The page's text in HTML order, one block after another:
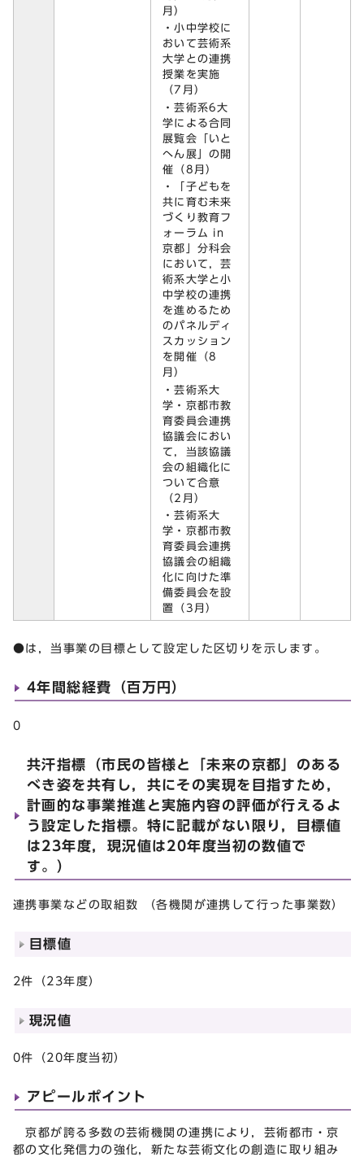
月）
・小中学校に
おいて芸術系
大学との連携
授業を実施
（7月）
・芸術系6大
学による合同
展覧会「いと
へん展」の開
催（8月）
・「子どもを
共に育む未来
づくり教育フ
ォーラム in
京都」分科会
において，芸
術系大学と小
中学校の連携
を進めるため
のパネルディ
スカッション
を開催（8
月）
・芸術系大
学・京都市教
育委員会連携
協議会におい
て，当該協議
会の組織化に
ついて合意
（2月）
・芸術系大
学・京都市教
育委員会連携
協議会の組織
化に向けた準
備委員会を設
置（3月）
●は，当事業の目標として設定した区切りを示します。
4年間総経費（百万円）
0
共汗指標（市民の皆様と「未来の京都」のある
べき姿を共有し，共にその実現を目指すため，
計画的な事業推進と実施内容の評価が行えるよ
う設定した指標。特に記載がない限り，目標値
は23年度，現況値は20年度当初の数値で
す。）
連携事業などの取組数 （各機関が連携して行った事業数）
目標値
2件（23年度）
現況値
0件（20年度当初）
アピールポイント
京都が誇る多数の芸術機関の連携により，芸術都市・京
都の文化発信力の強化，新たな芸術文化の創造に取り組み